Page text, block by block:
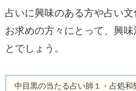
占いに興味のある方や占い
お求めの方々にとって、興味
とでしょう。
中目黒の当たる占い師１・占処和